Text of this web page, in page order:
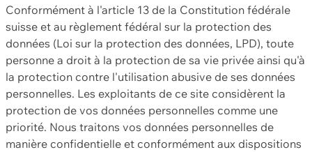
Conformément à l'article 13 de la Constitution fédérale
suisse et au règlement fédéral sur la protection des
données (Loi sur la protection des données, LPD), toute
personne a droit à la protection de sa vie privée ainsi qu'à
la protection contre l'utilisation abusive de ses données
personnelles. Les exploitants de ce site considèrent la
protection de vos données personnelles comme une
priorité. Nous traitons vos données personnelles de
manière confidentielle et conformément aux dispositions